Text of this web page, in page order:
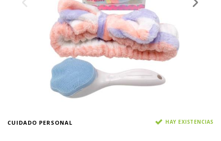
CUIDADO PERSONAL HAY EXISTENCIAS